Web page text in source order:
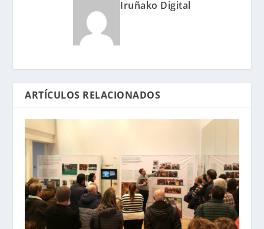
Iruñako Digital
ARTÍCULOS RELACIONADOS